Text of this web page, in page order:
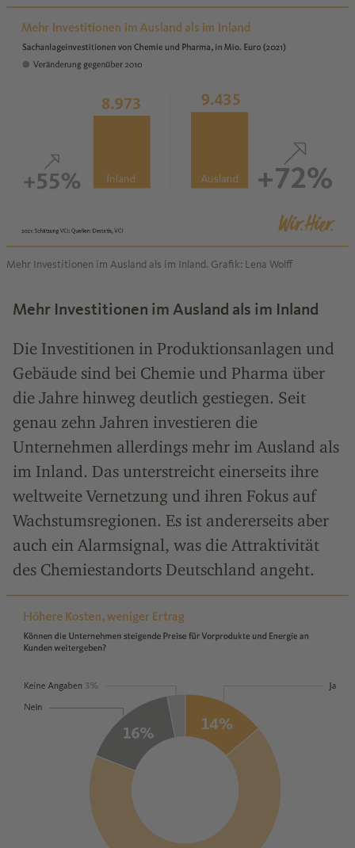
Mehr Investitionen im Ausland als im Inland. Grafik: Lena Wolff
Mehr Investitionen im Ausland als im Inland
Die Investitionen in Produktionsanlagen und
Gebäude sind bei Chemie und Pharma über
die Jahre hinweg deutlich gestiegen. Seit
genau zehn Jahren investieren die
Unternehmen allerdings mehr im Ausland als
im Inland. Das unterstreicht einerseits ihre
weltweite Vernetzung und ihren Fokus auf
Wachstums­regionen. Es ist andererseits aber
auch ein Alarmsignal, was die Attraktivität
des Chemiestandorts Deutschland angeht.